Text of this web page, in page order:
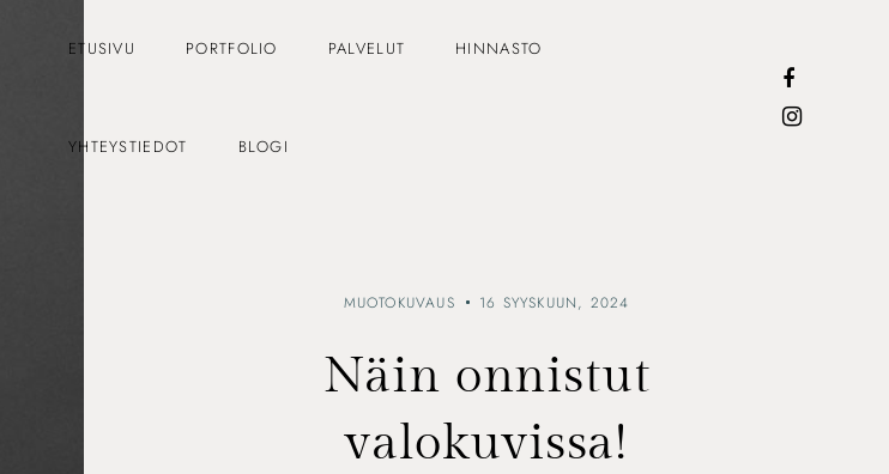
ETUSIVU PORTFOLIO PALVELUT HINNASTO
YHTEYSTIEDOT BLOGI
MUOTOKUVAUS 16 SYYSKUUN, 2024
Näin onnistut
valokuvissa!